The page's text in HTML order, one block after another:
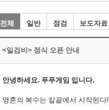
전체 일반 점검 보도자료
<일검비> 정식 오픈 안내
안녕하세요. 푸푸게임 입니다.
영혼의 복수는 칼끝에서 시작된다!